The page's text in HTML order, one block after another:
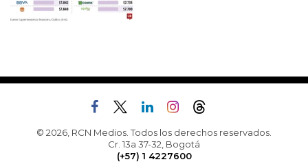
© 2026, RCN Medios. Todos los derechos reservados.
Cr. 13a 37-32, Bogotá
(+57) 1 4227600